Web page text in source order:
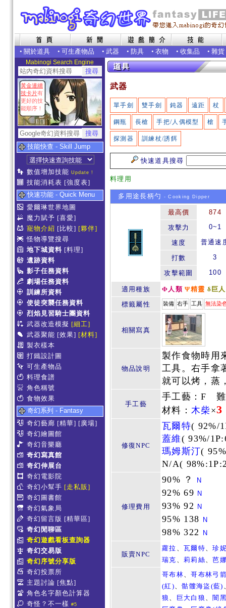
• 關於道具 • 可生產物品 • 武器 • 防具 • 衣物 • 收集品 • 雜貨
Mabinogi Search Engine
黃金連續
技卡片有
更好的技
能順序！
技能快查 - Skill Jump
數值增加技能 Update !
技能消耗表 [強度表]
快速功能 - Quick Menu
愛爾琳世界地圖
魔力賦予 [喜愛]
寵物介紹 [比較] [夥伴]
怪物導覽搜尋
地下城資料 [料理]
遺跡資料
影子任務資料
劇場任務資料
訓練所資料
使徒突襲任務資料
烈焰見習騎士團資料
武器改造模擬 [細工]
武器聚能 [效果] [材料]
製衣樣本
打鐵設計圖
可生產物品
料理食譜
角色稱號
食物效果
奇幻系列 - Fantasy
奇幻藝廊 [精華] [廣場]
奇幻繪圖館
奇幻音樂廳
奇幻寫真館
奇幻伸展台
奇幻電影院
奇幻小幫手 [走私販]
奇幻圖書館
奇幻氣象局
奇幻留言版 [精華區]
奇幻閒聊區
奇幻遊戲看板查詢器
奇幻交易版
奇幻序號分享版
奇幻投票所
主題討論 [焦點]
角色名字顏色計算器
奇怪？不一樣 #5
武器
單手劍 雙手劍 鈍器 遠距 杖
鋼瓶 長槍 手把/人偶模型 槍
探測器 訓練杖/誘餌
快速道具搜尋
料理用
多用途長柄勺 - Cooking Dipper
最高價
874
攻擊力
0~1
速度 普通速
打數 3
攻擊範圍 100
適用種族 Φ人類 Ψ精靈 δ巨人
標籤屬性
裝備 右手 工具 無法染
相關寫真
物品說明
製作食物時用
工具。右手拿
就可以烤，蒸
手工藝
手工藝：F 難
材料： 木柴 ×3
修復NPC
瓦爾特( 92%/
蓋維(93%/
瑪姆斯汀(
N/A(
修理費用
90% ？ N
92% 69 N
93% 92 N
95% 138 N
98% 322 N
販賣NPC
蘿拉 、瓦爾特、珍
瑞克 、莉莉絲、芭
哥布林、哥布林弓
(紅)、骷髏海盜(藍)
狼 、 巨大白狼 、 闇